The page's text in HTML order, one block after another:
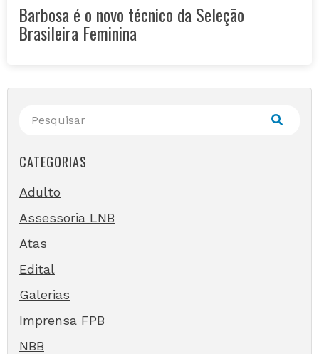
Barbosa é o novo técnico da Seleção
Brasileira Feminina
CATEGORIAS
Adulto
Assessoria LNB
Atas
Edital
Galerias
Imprensa FPB
NBB